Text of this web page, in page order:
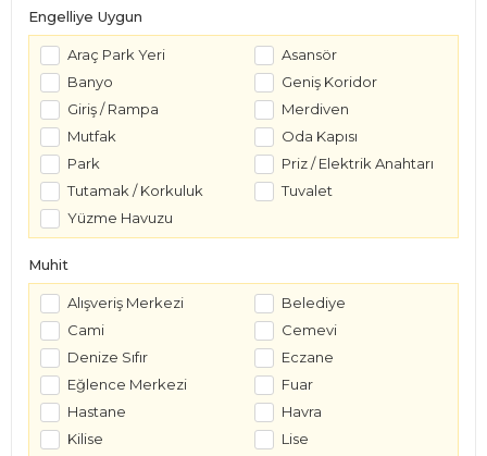
Engelliye Uygun
Araç Park Yeri
Asansör
Banyo
Geniş Koridor
Giriş / Rampa
Merdiven
Mutfak
Oda Kapısı
Park
Priz / Elektrik Anahtarı
Tutamak / Korkuluk
Tuvalet
Yüzme Havuzu
Muhit
Alışveriş Merkezi
Belediye
Cami
Cemevi
Denize Sıfır
Eczane
Eğlence Merkezi
Fuar
Hastane
Havra
Kilise
Lise